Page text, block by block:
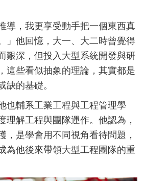
導，我更享受動手把一個東西真
」他回憶，大一、大二時曾覺得
艱深，但投入大型系統開發與研
這些看似抽象的理論，其實都是
缺的基礎。
也輔系工業工程與工程管理學
理解工程與團隊運作。他認為，
，是學會用不同視角看待問題，
為他後來帶領大型工程團隊的重